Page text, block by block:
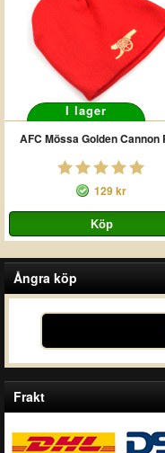
I lager
AFC Mössa Golden Cannon
129 kr
Ångra köp
Frakt